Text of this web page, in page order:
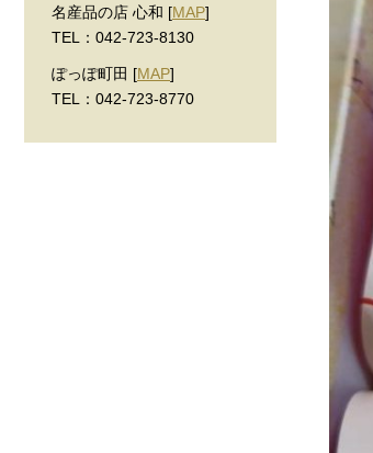
名産品の店 心和 [MAP]
TEL：042-723-8130
ぽっぽ町田 [MAP]
TEL：042-723-8770